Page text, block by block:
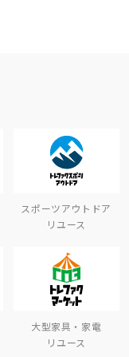
スポーツアウトドア
リユース
大型家具・家電
リユース